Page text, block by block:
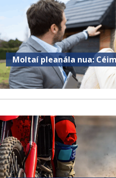
Moltaí pleanála nua: